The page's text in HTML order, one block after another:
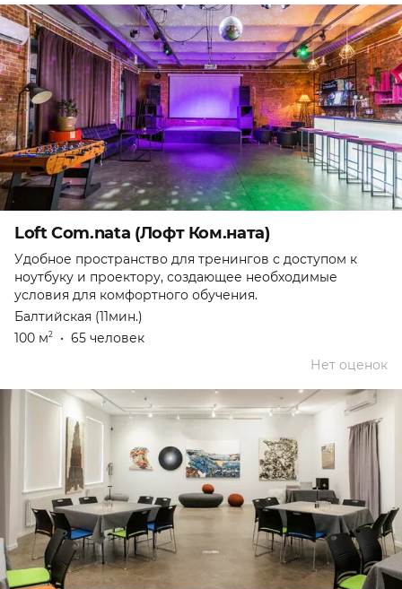
Loft Com.nata (Лофт Ком.ната)
Удобное пространство для тренингов с доступом к
ноутбуку и проектору, создающее необходимые
условия для комфортного обучения.
Балтийская (11мин.)
100 м2 • 65 человек
Нет оценок